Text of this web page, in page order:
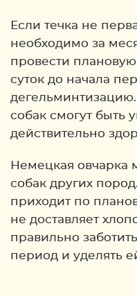
Если течка не
необходимо за
провести
суток до начала
собак смогут быть
действительно
Немецкая овчарка
собак других
приходит по
не доставляет
правильно
период и уделять